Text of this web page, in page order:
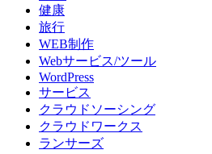
健康
旅行
WEB制作
Webサービス/ツール
WordPress
サービス
クラウドソーシング
クラウドワークス
ランサーズ